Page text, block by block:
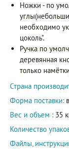
Ножки - по
необходимо
цоколь".
Ручка по
деревянная
только
Страна
Форма поставки:
Вес и объем : 35
Количество
Файлы,